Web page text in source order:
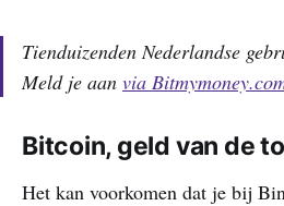
Tienduizenden Nederlandse
Meld je aan via
Bitcoin, geld van de
Het kan voorkomen dat je bij